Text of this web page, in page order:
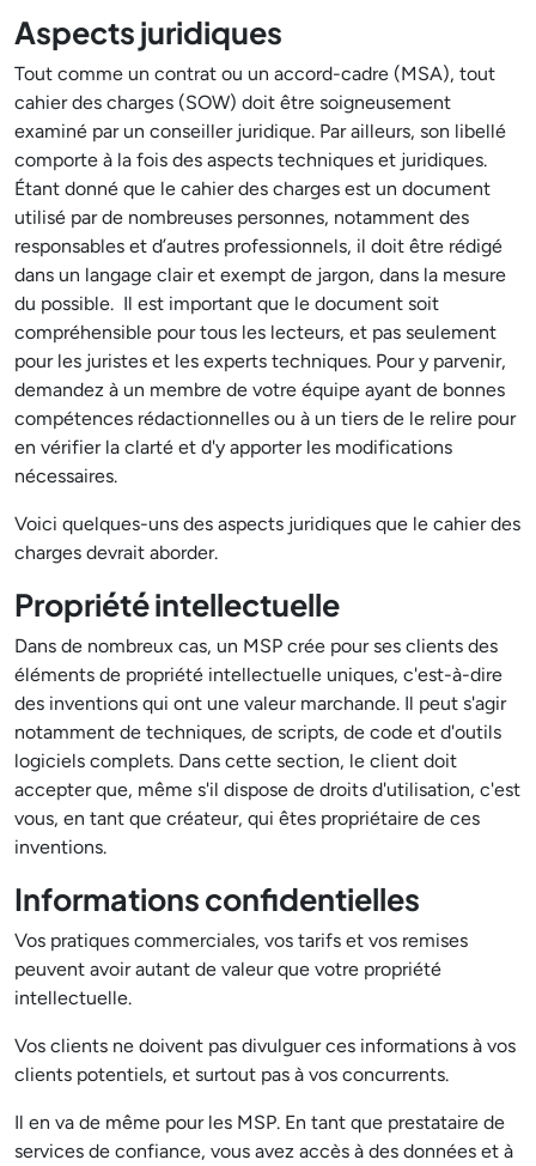
Aspects juridiques
Tout comme un contrat ou un accord-cadre (MSA), tout
cahier des charges (SOW) doit être soigneusement
examiné par un conseiller juridique. Par ailleurs, son libellé
comporte à la fois des aspects techniques et juridiques.
Étant donné que le cahier des charges est un document
utilisé par de nombreuses personnes, notamment des
responsables et d’autres professionnels, il doit être rédigé
dans un langage clair et exempt de jargon, dans la mesure
du possible. Il est important que le document soit
compréhensible pour tous les lecteurs, et pas seulement
pour les juristes et les experts techniques. Pour y parvenir,
demandez à un membre de votre équipe ayant de bonnes
compétences rédactionnelles ou à un tiers de le relire pour
en vérifier la clarté et d'y apporter les modifications
nécessaires.
Voici quelques-uns des aspects juridiques que le cahier des
charges devrait aborder.
Propriété intellectuelle
Dans de nombreux cas, un MSP crée pour ses clients des
éléments de propriété intellectuelle uniques, c'est-à-dire
des inventions qui ont une valeur marchande. Il peut s'agir
notamment de techniques, de scripts, de code et d'outils
logiciels complets. Dans cette section, le client doit
accepter que, même s'il dispose de droits d'utilisation, c'est
vous, en tant que créateur, qui êtes propriétaire de ces
inventions.
Informations confidentielles
Vos pratiques commerciales, vos tarifs et vos remises
peuvent avoir autant de valeur que votre propriété
intellectuelle.
Vos clients ne doivent pas divulguer ces informations à vos
clients potentiels, et surtout pas à vos concurrents.
Il en va de même pour les MSP. En tant que prestataire de
services de confiance, vous avez accès à des données et à